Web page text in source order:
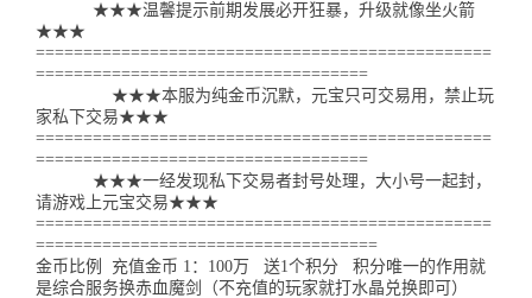
★★★温馨提示前期发展必开狂暴，升级就像坐火箭
★★★
================================================
===================================
★★★本服为纯金币沉默，元宝只可交易用，禁止玩
家私下交易★★★
================================================
===================================
★★★一经发现私下交易者封号处理，大小号一起封，
请游戏上元宝交易★★★
================================================
====================================
金币比例 充值金币 1：100万 送1个积分 积分唯一的作用就
是综合服务换赤血魔剑（不充值的玩家就打水晶兑换即可）